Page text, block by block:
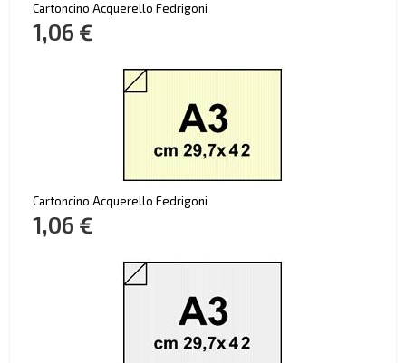
Cartoncino Acquerello Fedrigoni
1,06 €
Cartoncino Acquerello Fedrigoni
1,06 €